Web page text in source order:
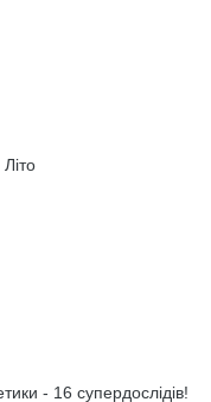
- 16 супердослідів!